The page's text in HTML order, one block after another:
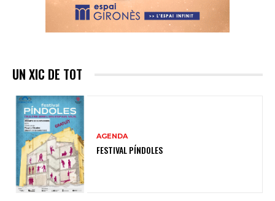
UN XIC DE TOT
AGENDA
FESTIVAL PÍNDOLES